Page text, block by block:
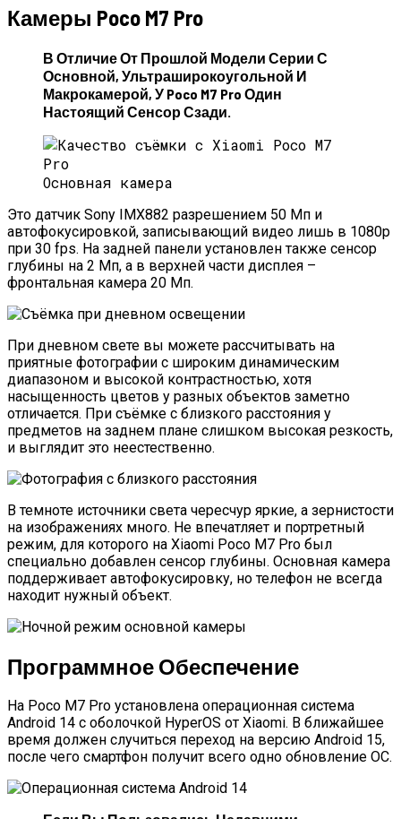
Камеры Poco M7 Pro
В Отличие От Прошлой Модели Серии С
Основной, Ультраширокоугольной И
Макрокамерой, У Poco M7 Pro Один
Настоящий Сенсор Сзади.
Основная камера
Это датчик Sony IMX882 разрешением 50 Мп и
автофокусировкой, записывающий видео лишь в 1080p
при 30 fps. На задней панели установлен также сенсор
глубины на 2 Мп, а в верхней части дисплея –
фронтальная камера 20 Мп.
При дневном свете вы можете рассчитывать на
приятные фотографии с широким динамическим
диапазоном и высокой контрастностью, хотя
насыщенность цветов у разных объектов заметно
отличается. При съёмке с близкого расстояния у
предметов на заднем плане слишком высокая резкость,
и выглядит это неестественно.
В темноте источники света чересчур яркие, а зернистости
на изображениях много. Не впечатляет и портретный
режим, для которого на Xiaomi Poco M7 Pro был
специально добавлен сенсор глубины. Основная камера
поддерживает автофокусировку, но телефон не всегда
находит нужный объект.
Программное Обеспечение
На Poco M7 Pro установлена операционная система
Android 14 с оболочкой HyperOS от Xiaomi. В ближайшее
время должен случиться переход на версию Android 15,
после чего смартфон получит всего одно обновление ОС.